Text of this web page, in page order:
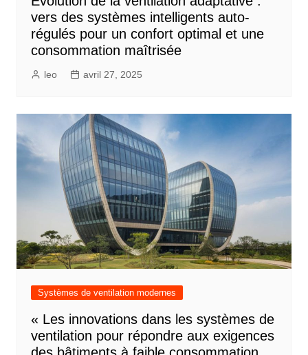
vers des systèmes intelligents auto-
régulés pour un confort optimal et une
consommation maîtrisée
leo avril 27, 2025
Systèmes de ventilation modernes
« Les innovations dans les systèmes de
ventilation pour répondre aux exigences